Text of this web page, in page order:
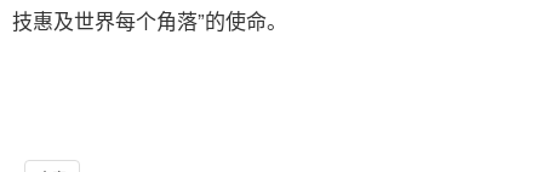
技惠及世界每个角落”的使命。